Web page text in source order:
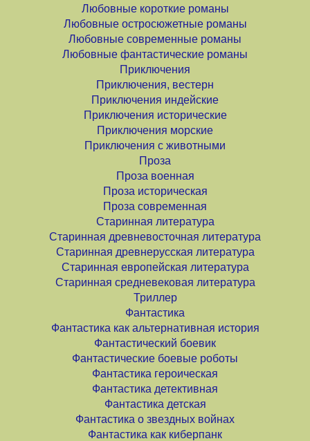
Любовные короткие романы
Любовные остросюжетные романы
Любовные современные романы
Любовные фантастические романы
Приключения
Приключения, вестерн
Приключения индейские
Приключения исторические
Приключения морские
Приключения с животными
Проза
Проза военная
Проза историческая
Проза современная
Старинная литература
Старинная древневосточная литература
Старинная древнерусская литература
Старинная европейская литература
Старинная средневековая литература
Триллер
Фантастика
Фантастика как альтернативная история
Фантастический боевик
Фантастические боевые роботы
Фантастика героическая
Фантастика детективная
Фантастика детская
Фантастика о звездных войнах
Фантастика как киберпанк